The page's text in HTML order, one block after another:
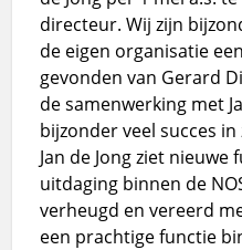
directeur. Wij zijn
de eigen organisatie
gevonden van Gerard
de samenwerking met
bijzonder veel succes
Jan de Jong ziet
uitdaging binnen de
verheugd en vereerd
een prachtige functie